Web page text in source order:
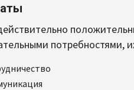
потребностями,